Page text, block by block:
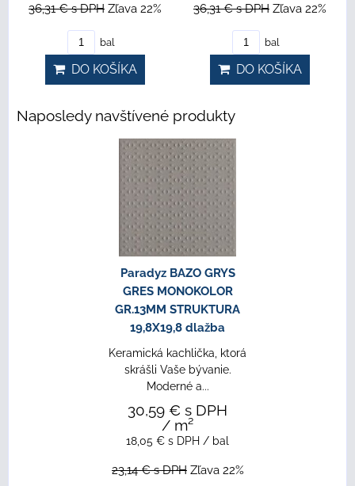
36,31 €s DPH Zľava 22%
bal
DO KOŠÍKA
36,31 €s DPH Zľava 22%
bal
DO KOŠÍKA
Naposledy navštívené produkty
Paradyz BAZO GRYS
GRES MONOKOLOR
GR.13MM STRUKTURA
19,8X19,8 dlažba
Keramická kachlička, ktorá
skrášli Vaše bývanie.
Moderné a...
30,59 € s DPH
/ m²
18,05 € s DPH / bal
23,14 €s DPH Zľava 22%